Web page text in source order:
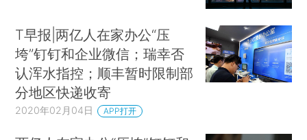
T早报|两亿人在家办公“压
垮”钉钉和企业微信；瑞幸否
认浑水指控；顺丰暂时限制部
分地区快递收寄
2020年02月04日 APP打开